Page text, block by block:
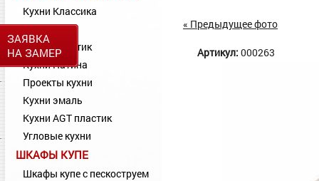
ЗАЯВКА
НА ЗАМЕР
Кухни Классика
Кухни МДФ
Кухни Пластик
Кухни Патина
Проекты кухни
Кухни эмаль
Кухни AGT пластик
Угловые кухни
ШКАФЫ КУПЕ
Шкафы купе с пескоструем
« Предыдущее фото
Артикул: 000263